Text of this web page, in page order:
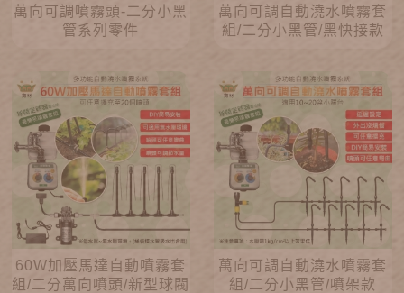
萬向可調噴霧頭-二分小黑
管系列零件
萬向可調自動澆水噴霧套
組/二分小黑管/黑快接款
60W加壓馬達自動噴霧套
組/二分萬向噴頭/新型球閥
萬向可調自動澆水噴霧套
組/二分小黑管/噴架款